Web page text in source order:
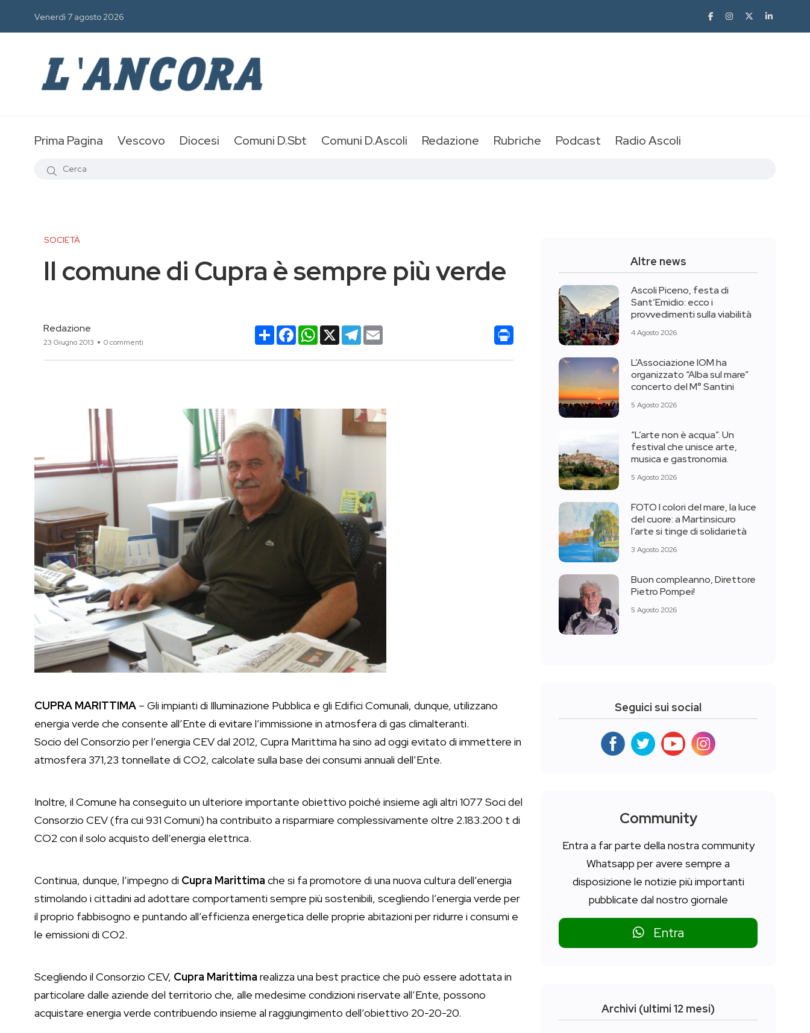
Venerdì 7 agosto 2026
Prima Pagina Vescovo Diocesi Comuni D.Sbt Comuni D.Ascoli Redazione Rubriche Podcast Radio Ascoli
SOCIETÀ
Il comune di Cupra è sempre più verde
Redazione
23 Giugno 2013 0 commenti
CondividiFacebookWhatsApp
X Telegram
CUPRA MARITTIMA – Gli impianti di Illuminazione Pubblica e gli Edifici Comunali, dunque, utilizzano
energia verde che consente all’Ente di evitare l’immissione in atmosfera di gas climalteranti.
Socio del Consorzio per l’energia CEV dal 2012, Cupra Marittima ha sino ad oggi evitato di immettere in
atmosfera 371,23 tonnellate di CO2, calcolate sulla base dei consumi annuali dell’Ente.
Inoltre, il Comune ha conseguito un ulteriore importante obiettivo poiché insieme agli altri 1077 Soci del
Consorzio CEV (fra cui 931 Comuni) ha contribuito a risparmiare complessivamente oltre 2.183.200 t di
CO2 con il solo acquisto dell’energia elettrica.
Continua, dunque, l’impegno di Cupra Marittima che si fa promotore di una nuova cultura dell’energia
stimolando i cittadini ad adottare comportamenti sempre più sostenibili, scegliendo l’energia verde per
il proprio fabbisogno e puntando all’efficienza energetica delle proprie abitazioni per ridurre i consumi e
le emissioni di CO2.
Scegliendo il Consorzio CEV, Cupra Marittima realizza una best practice che può essere adottata in
particolare dalle aziende del territorio che, alle medesime condizioni riservate all’Ente, possono
acquistare energia verde contribuendo insieme al raggiungimento dell’obiettivo 20-20-20.
Altre news
Ascoli Piceno, festa di
Sant’Emidio: ecco i
provvedimenti sulla viabilità
4 Agosto 2026
L’Associazione IOM ha
organizzato “Alba sul mare”
concerto del M° Santini
5 Agosto 2026
“L’arte non è acqua”. Un
festival che unisce arte,
musica e gastronomia.
5 Agosto 2026
FOTO I colori del mare, la luce
del cuore: a Martinsicuro
l’arte si tinge di solidarietà
3 Agosto 2026
Buon compleanno, Direttore
Pietro Pompei!
5 Agosto 2026
Seguici sui social
Community
Entra a far parte della nostra community
Whatsapp per avere sempre a
disposizione le notizie più importanti
pubblicate dal nostro giornale
Entra
Archivi (ultimi 12 mesi)